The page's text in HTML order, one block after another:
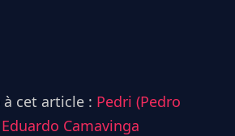
à cet article : Pedri (Pedro
Eduardo Camavinga